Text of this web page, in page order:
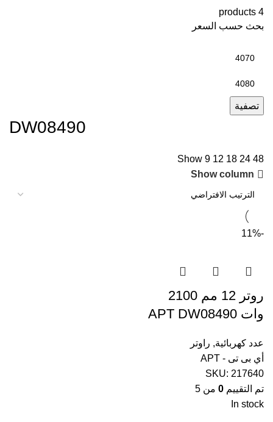
4 products
بحث حسب السعر
تصفية
DW08490
Show 9 12 18 24 48
Show column
-11%
روتر 12 مم 2100
وات APT DW08490
عدد كهربائية, راوتر
أي بى تى - APT
SKU: 217640
تم التقييم 0 من 5
In stock